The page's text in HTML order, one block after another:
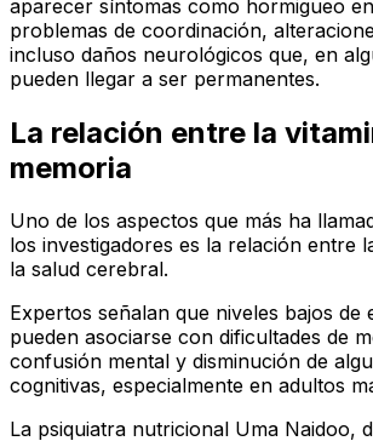
aparecer síntomas como hormigueo
problemas de coordinación,
incluso daños neurológicos que, en
pueden llegar a ser permanentes.
La relación entre la
memoria
Uno de los aspectos que más ha
los investigadores es la relación entre
la salud cerebral.
Expertos señalan que niveles bajos de
pueden asociarse con dificultades de
confusión mental y disminución de
cognitivas, especialmente en adultos
La psiquiatra nutricional Uma Naidoo,